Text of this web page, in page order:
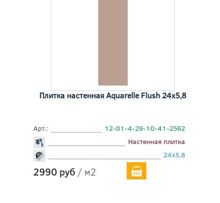
Плитка настенная Aquarelle Flush 24x5,8
Арт.:
12-01-4-29-10-41-2562
Настенная плитка
24x5,8
2990 руб / м2